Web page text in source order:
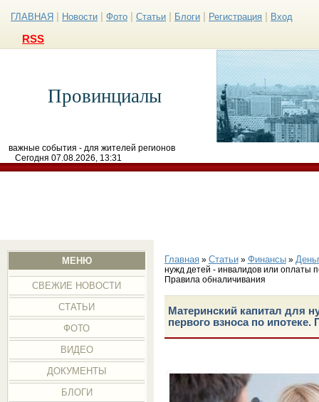
ГЛАВНАЯ Новости Фото Статьи Блоги Регистрация Вход
RSS
Провинциалы
важные события - для жителей регионов
Сегодня 07.08.2026, 13:31
МЕНЮ
СВЕЖИЕ НОВОСТИ
СТАТЬИ
ФОТО
ВИДЕО
ДОКУМЕНТЫ
БЛОГИ
Главная» Статьи» Финансы»
нужд детей - инвалидов или оплаты
Правила обналичивания
Материнский капитал для
первого взноса по